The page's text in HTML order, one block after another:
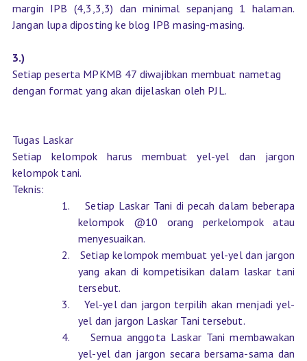
margin IPB (4,3,3,3) dan minimal sepanjang 1 halaman.
Jangan lupa diposting ke blog IPB masing-masing.
3.)
Setiap peserta MPKMB 47 diwajibkan membuat nametag
dengan format yang akan dijelaskan oleh PJL.
Tugas Laskar
Setiap kelompok harus membuat yel-yel dan jargon
kelompok tani.
Teknis:
1.
Setiap Laskar Tani di pecah dalam beberapa
kelompok @10 orang perkelompok atau
menyesuaikan.
2.
Setiap kelompok membuat yel-yel dan jargon
yang akan di kompetisikan dalam laskar tani
tersebut.
3.
Yel-yel dan jargon terpilih akan menjadi yel-
yel dan jargon Laskar Tani tersebut.
4.
Semua anggota Laskar Tani membawakan
yel-yel dan jargon secara bersama-sama dan